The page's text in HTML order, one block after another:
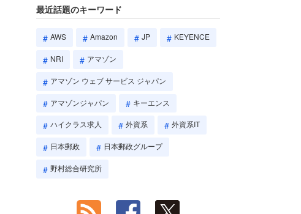
最近話題のキーワード
AWS Amazon JP KEYENCE
NRI アマゾン
アマゾン ウェブ サービス ジャパン
アマゾンジャパン キーエンス
ハイクラス求人 外資系 外資系IT
日本郵政 日本郵政グループ
野村総合研究所